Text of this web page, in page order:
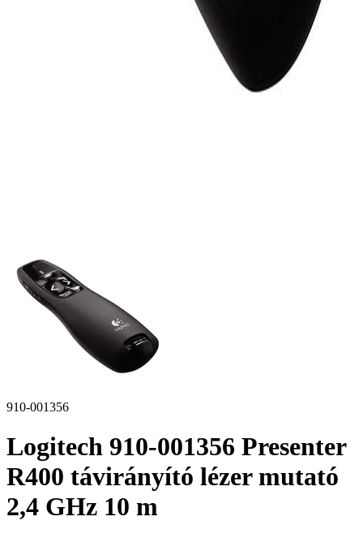
910-001356
Logitech 910-001356 Presenter
R400 távirányító lézer mutató
2,4 GHz 10 m